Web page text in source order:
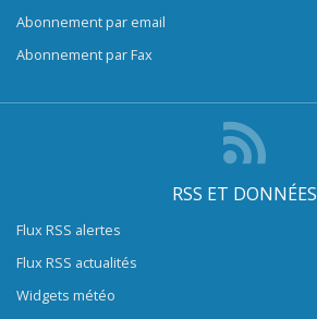
Abonnement par email
Abonnement par Fax
RSS ET DONNÉES
Flux RSS alertes
Flux RSS actualités
Widgets météo